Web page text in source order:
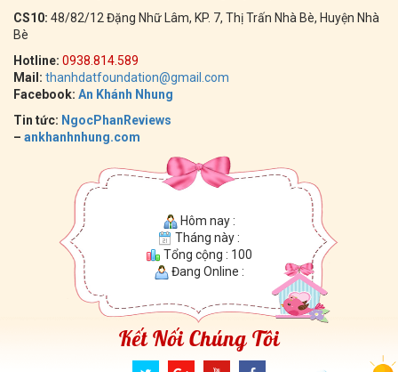
CS10: 48/82/12 Đặng Nhữ Lâm, KP. 7, Thị Trấn Nhà Bè, Huyện Nhà
Bè
Hotline: 0938.814.589
Mail: thanhdatfoundation@gmail.com
Facebook: An Khánh Nhung
Tin tức: NgocPhanReviews
– ankhanhnhung.com
Hôm nay :
Tháng này :
Tổng cộng : 100
Đang Online :
Kết Nối Chúng Tôi